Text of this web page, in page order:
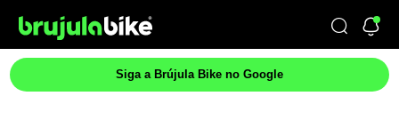
Siga a Brújula Bike no Google